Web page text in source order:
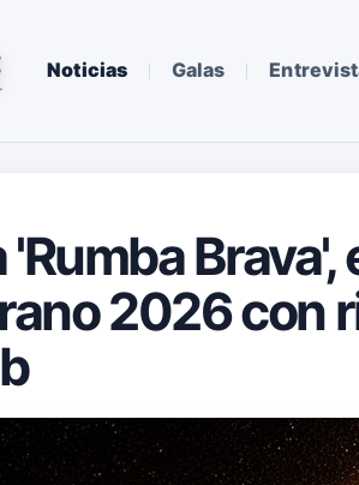
Noticias Galas
2026 con